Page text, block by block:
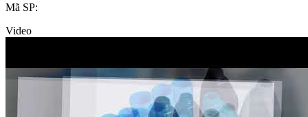
Mã SP:
Video